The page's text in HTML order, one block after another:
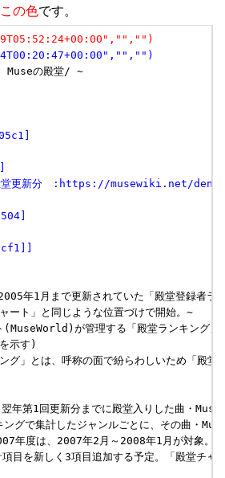
この色です。
Museの殿堂/ ~
堂更新分　:https://musewiki.net/
年1月まで更新されていた「殿堂登録者ラ
ート」と同じような位置づけで開始。~
(MuseWorld)が管理する「殿堂ランキング」
示す)
グ」とは、呼称の面で紛らわしいため「殿堂
年第1回更新分までに殿堂入りした曲・
グで集計したジャンルごとに、その曲・
年度は、2007年2月～2008年1月が対象。
目を新しく3項目追加する予定。「殿堂チャ